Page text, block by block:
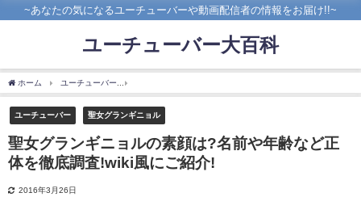
~あなたの気になるユーチューバーや動画配信者の情報をお届け!!~
ユーチューバー大百科
ホーム ユーチューバー
ユーチューバー 聖女グランギニョル
聖女グランギニョルの素顔は?名前や年齢など正
体を徹底調査!wiki風にご紹介!
2016年3月26日